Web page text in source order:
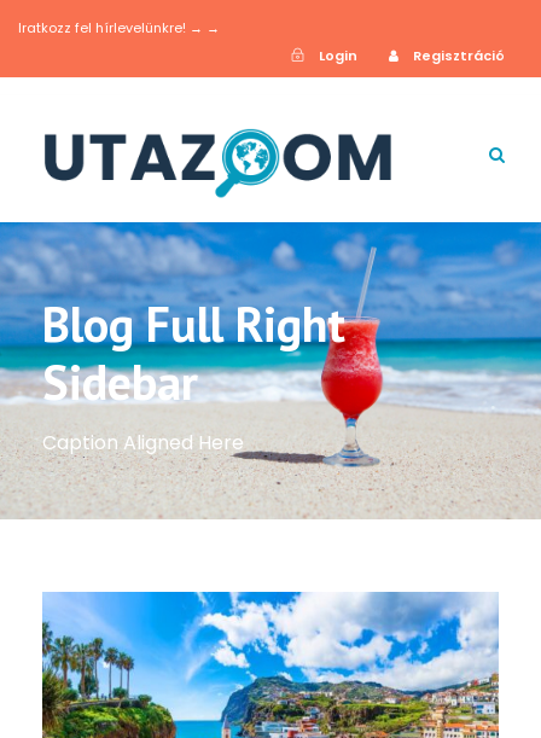
Iratkozz fel hírlevelünkre! → →
Login
Regisztráció
Blog Full Right
Sidebar
Caption Aligned Here